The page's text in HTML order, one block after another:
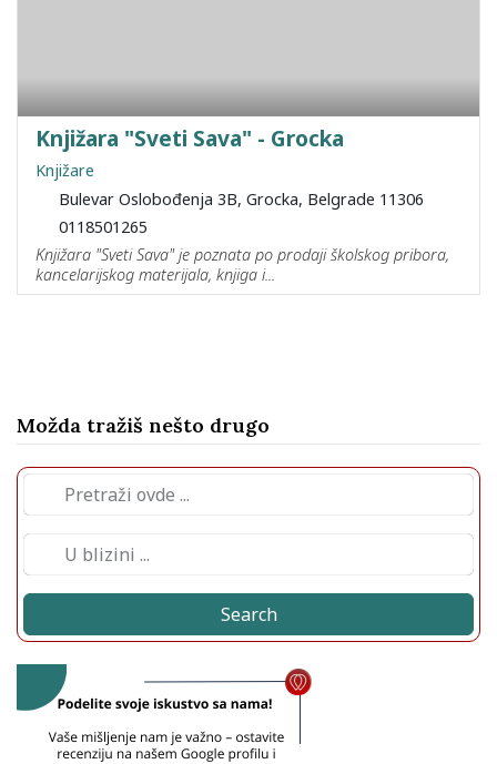
Knjižara "Sveti Sava" - Grocka
Knjižare
Bulevar Oslobođenja 3B, Grocka, Belgrade 11306
0118501265
Knjižara "Sveti Sava" je poznata po prodaji školskog pribora,
kancelarijskog materijala, knjiga i...
Možda tražiš nešto drugo
Search